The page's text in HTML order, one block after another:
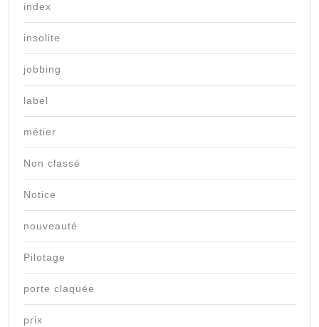
index
insolite
jobbing
label
métier
Non classé
Notice
nouveauté
Pilotage
porte claquée
prix